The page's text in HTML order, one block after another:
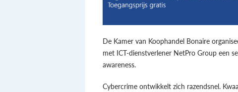
De Kamer van Koophandel Bonaire
met ICT-dienstverlener NetPro Group een
awareness.
Cybercrime ontwikkelt zich razendsnel.